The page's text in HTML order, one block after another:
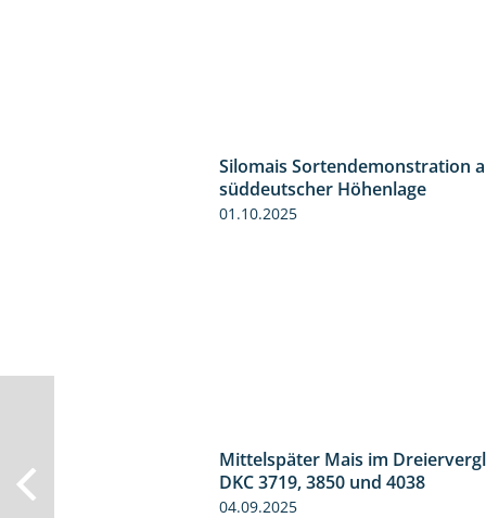
Silomais Sortendemonstration
süddeutscher Höhenlage
01.10.2025
Mittelspäter Mais im
DKC 3719, 3850 und 4038
04.09.2025